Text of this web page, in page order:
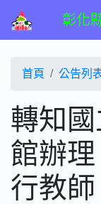
彰化
首頁 公告列
轉知
館辦
行教